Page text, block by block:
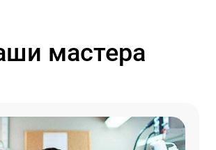
мастера